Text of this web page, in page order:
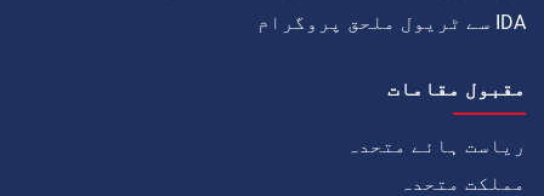
IDA سے ٹریول ملحق پروگرام
مقبول مقامات
ریاست ہائے متحدہ
مملکت متحدہ